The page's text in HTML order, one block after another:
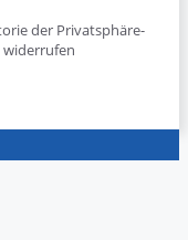
der Privatsphäre-
widerrufen